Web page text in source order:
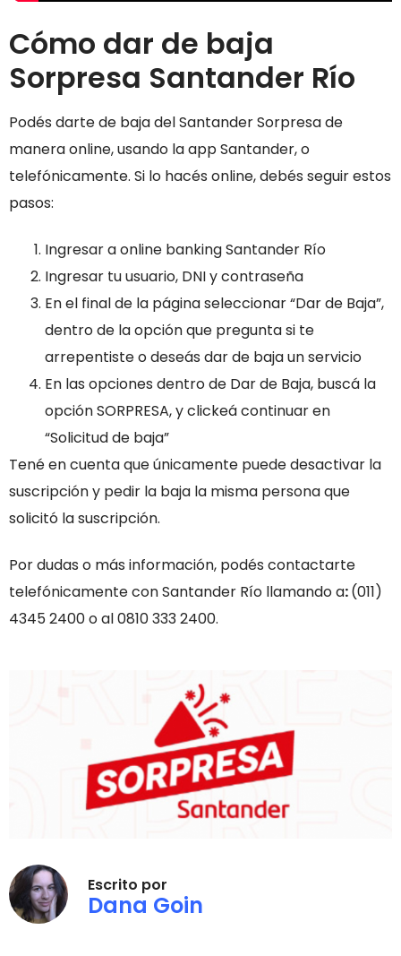
Cómo dar de baja
Sorpresa Santander Río
Podés darte de baja del Santander Sorpresa de
manera online, usando la app Santander, o
telefónicamente. Si lo hacés online, debés seguir estos
pasos:
Ingresar a online banking Santander Río
Ingresar tu usuario, DNI y contraseña
En el final de la página seleccionar “Dar de Baja”,
dentro de la opción que pregunta si te
arrepentiste o deseás dar de baja un servicio
En las opciones dentro de Dar de Baja, buscá la
opción SORPRESA, y clickeá continuar en
“Solicitud de baja”
Tené en cuenta que únicamente puede desactivar la
suscripción y pedir la baja la misma persona que
solicitó la suscripción.
Por dudas o más información, podés contactarte
telefónicamente con Santander Río llamando a:(011)
4345 2400 o al 0810 333 2400.
Escrito por
Dana Goin